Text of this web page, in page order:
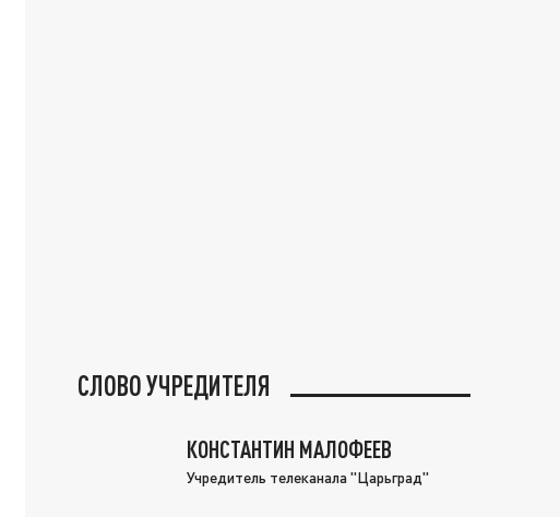
СЛОВО УЧРЕДИТЕЛЯ
КОНСТАНТИН МАЛОФЕЕВ
Учредитель телеканала "Царьград"